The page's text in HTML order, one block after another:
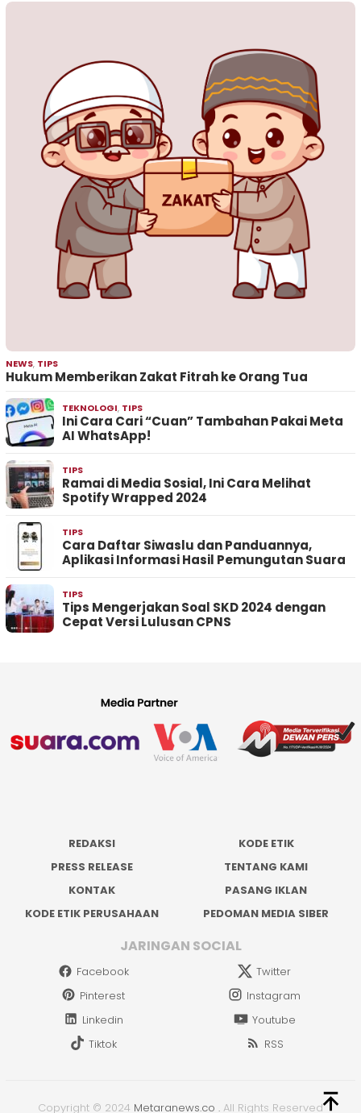
NEWS, TIPS
Hukum Memberikan Zakat Fitrah ke Orang Tua
TEKNOLOGI, TIPS
Ini Cara Cari “Cuan” Tambahan Pakai Meta
AI WhatsApp!
TIPS
Ramai di Media Sosial, Ini Cara Melihat
Spotify Wrapped 2024
TIPS
Cara Daftar Siwaslu dan Panduannya,
Aplikasi Informasi Hasil Pemungutan Suara
TIPS
Tips Mengerjakan Soal SKD 2024 dengan
Cepat Versi Lulusan CPNS
REDAKSI
KODE ETIK
PRESS RELEASE
TENTANG KAMI
KONTAK
PASANG IKLAN
KODE ETIK PERUSAHAAN
PEDOMAN MEDIA SIBER
JARINGAN SOCIAL
Facebook
Twitter
Pinterest
Instagram
Linkedin
Youtube
Tiktok
RSS
Copyright © 2024 Metaranews.co . All Rights Reserved